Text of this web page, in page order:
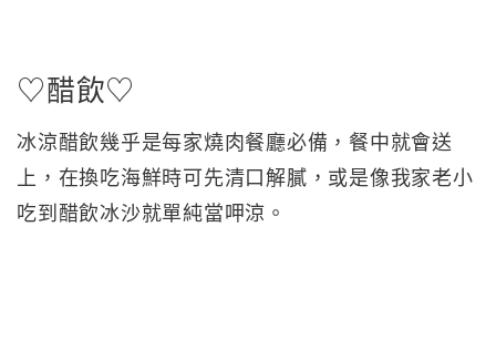
♡醋飲♡
冰涼醋飲幾乎是每家燒肉餐廳必備，餐中就會送
上，在換吃海鮮時可先清口解膩，或是像我家老小
吃到醋飲冰沙就單純當呷涼。